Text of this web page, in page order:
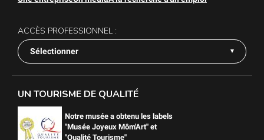
ACCÈS PROFESSIONNEL :
Sélectionner
UN TOURISME DE QUALITÉ
Notre musée a obtenu les labels
"Musée Joyeux Môm'Art" et
"Qualité Tourisme"